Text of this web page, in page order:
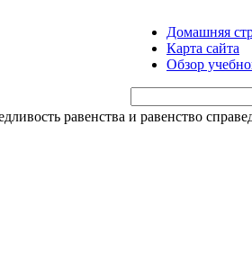
Домашняя
Карта сайта
Обзор
равенства и равенство